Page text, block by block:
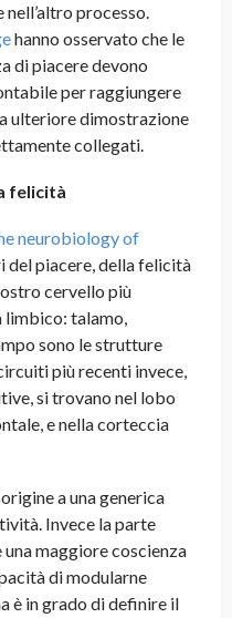
nell’altro processo.
hanno osservato che le
di piacere devono
per raggiungere
ulteriore dimostrazione
collegati.
felicità
neurobiology of
del piacere, della felicità
cervello più
limbico: talamo,
sono le strutture
più recenti invece,
si trovano nel lobo
e nella corteccia
a una generica
Invece la parte
maggiore coscienza
di modularne
è in grado di definire il